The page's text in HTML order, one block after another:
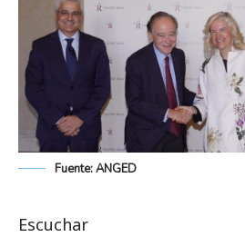
Fuente: ANGED
Escuchar